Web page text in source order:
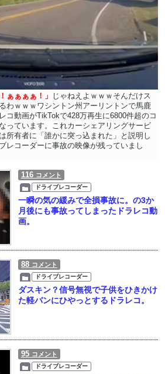
ぁぁぁぁ！」
じゃねえよｗｗｗそんだけス
わｗｗｗワシントン州アーリントンで馬鹿
コ動画がTikTokで428万再生に6800件超のコ
っています。これカーシェアリングサービ
所有者に「誰かに突っ込まれた」と説明し
レコーダーに事故の映像が残っていまし
116 コメント
ドライブレコーダー
一瞬の気の緩みで全損事故に。の3か
月後にも事故ってしまったドラレコ動
画。
88 コメント
ドライブレコーダー
ダスキン？信号無視で子供をひきかけ
た軽バンにひやっとするドラレコ。
95 コメント
ドライブレコーダー